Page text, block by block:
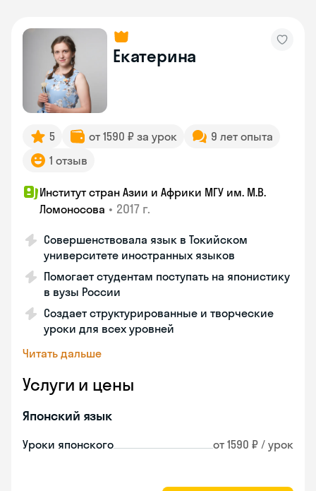
Екатерина
5 от 1590 ₽ за урок
9 лет опыта
1 отзыв
Институт стран Азии и Африки МГУ им. М.В.
Ломоносова • 2017 г.
Совершенствовала язык в Токийском
университете иностранных языков
Помогает студентам поступать на японистику
в вузы России
Создает структурированные и творческие
уроки для всех уровней
Читать дальше
Услуги и цены
Японский язык
Уроки японского от 1590 ₽ / урок